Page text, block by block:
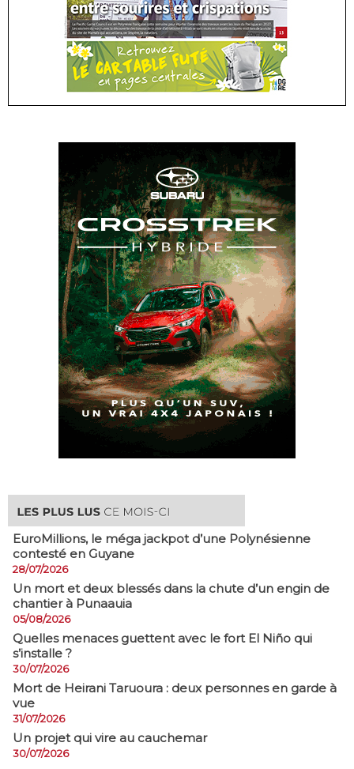
EuroMillions, ​le méga jackpot d’une Polynésienne
contesté en Guyane
28/07/2026
​Un mort et deux blessés dans la chute d’un engin de
chantier à Punaauia
05/08/2026
Quelles menaces guettent avec le fort El Niño qui
s’installe ?
30/07/2026
Mort de Heirani Taruoura : deux personnes en garde à
vue
31/07/2026
Un projet qui vire au cauchemar
30/07/2026